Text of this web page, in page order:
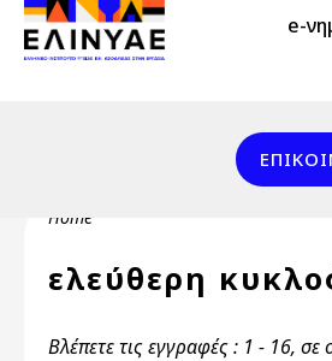
Skip to main content
Header Top 2 e-
Header Top
Breadcrumb
Home
ελεύθερη
Βλέπετε τις εγγραφές : 1 - 16, σε